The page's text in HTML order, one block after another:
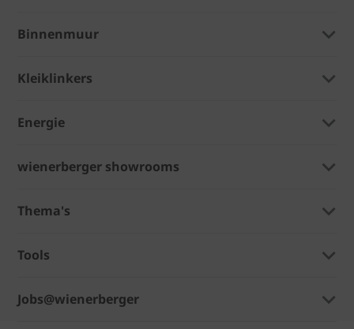
Binnenmuur
Kleiklinkers
Energie
wienerberger showrooms
Thema's
Tools
Jobs@wienerberger